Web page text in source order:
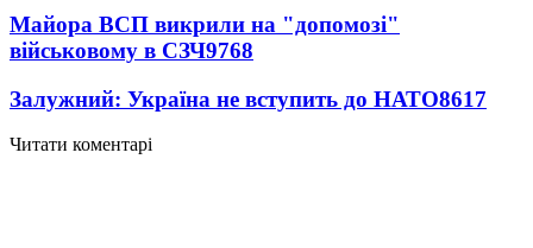
Майора ВСП викрили на "допомозі"
військовому в СЗЧ9768
Залужний: Україна не вступить до НАТО8617
Читати коментарі